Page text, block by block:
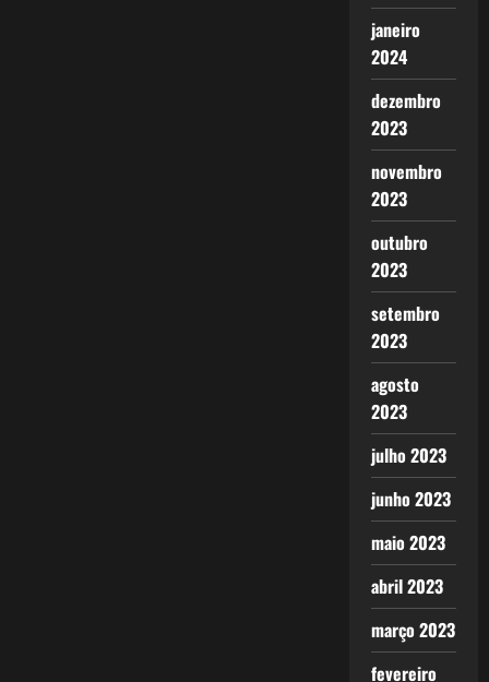
janeiro
2024
dezembro
2023
novembro
2023
outubro
2023
setembro
2023
agosto
2023
julho 2023
junho 2023
maio 2023
abril 2023
março 2023
fevereiro